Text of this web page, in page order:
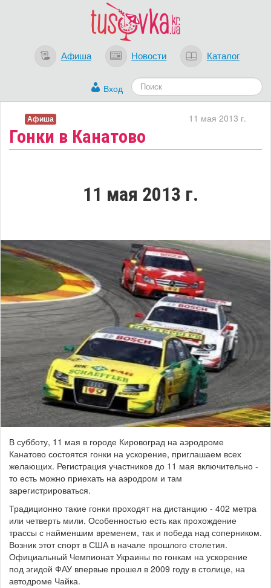
Афиша Новости Каталог
Вход
Гонки в Канатово
11 мая 2013 г.
Афиша
11 мая 2013 г.
В субботу, 11 мая в городе Кировоград на аэродроме
Канатово состоятся гонки на ускорение, приглашаем всех
желающих. Регистрация участников до 11 мая включительно -
то есть можно приехать на аэродром и там
зарегистрироваться.
Традиционно такие гонки проходят на дистанцию - 402 метра
или четверть мили. Особенностью есть как прохождение
трассы с найменшим временем, так и победа над соперником.
Возник этот спорт в США в начале прошлого столетия.
Официальный Чемпионат Украины по гонкам на ускорение
под эгидой ФАУ впервые прошел в 2009 году в столице, на
автодроме Чайка.